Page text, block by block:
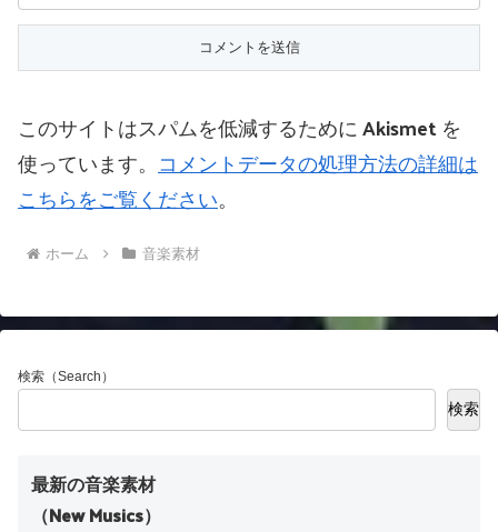
このサイトはスパムを低減するために Akismet を
使っています。 コメントデータの処理方法の詳細は
こちらをご覧ください。
ホーム 音楽素材
検索（Search）
検索
最新の音楽素材
（New Musics）